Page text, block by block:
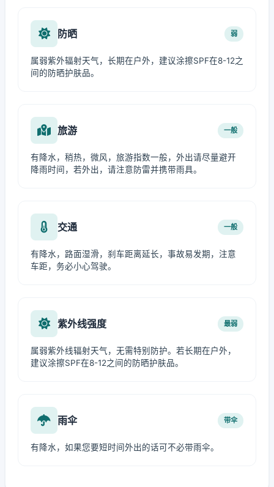
防晒 弱
属弱紫外辐射天气，长期在户外，建议涂擦SPF在8-12之
间的防晒护肤品。
旅游 一般
有降水，稍热，微风，旅游指数一般，外出请尽量避开
降雨时间，若外出，请注意防雷并携带雨具。
交通 一般
有降水，路面湿滑，刹车距离延长，事故易发期，注意
车距，务必小心驾驶。
紫外线强度 最弱
属弱紫外线辐射天气，无需特别防护。若长期在户外，
建议涂擦SPF在8-12之间的防晒护肤品。
雨伞 带伞
有降水，如果您要短时间外出的话可不必带雨伞。